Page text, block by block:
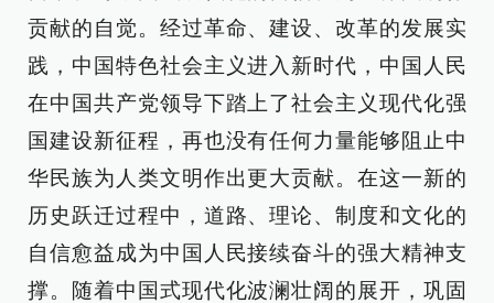
贡献的自觉。经过革命、建设、改革的发展实
践，中国特色社会主义进入新时代，中国人民
在中国共产党领导下踏上了社会主义现代化强
国建设新征程，再也没有任何力量能够阻止中
华民族为人类文明作出更大贡献。在这一新的
历史跃迁过程中，道路、理论、制度和文化的
自信愈益成为中国人民接续奋斗的强大精神支
撑。随着中国式现代化波澜壮阔的展开，巩固